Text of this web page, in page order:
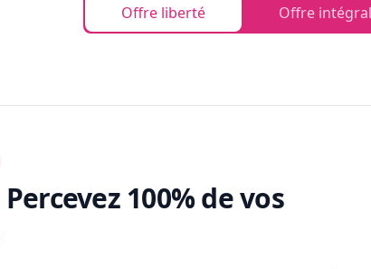
Offre liberté Offre
Percevez 100% de vos